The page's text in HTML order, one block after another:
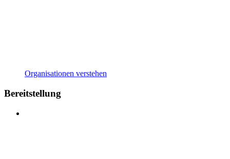
Organisationen verstehen
Bereitstellung